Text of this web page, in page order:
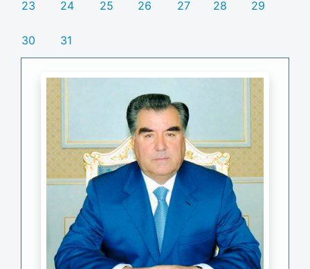
23 24 25 26 27 28 29
30 31